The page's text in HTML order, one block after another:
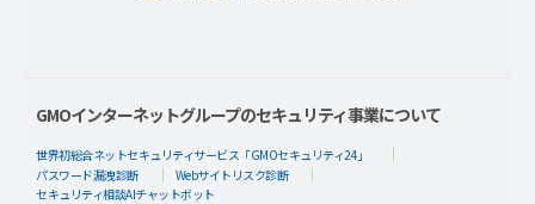
GMOインターネットグループのセキュリティ事業について
世界初総合ネットセキュリティサービス「GMOセキュリティ24」
パスワード漏洩診断
Webサイトリスク診断
セキュリティ相談AIチャットボット